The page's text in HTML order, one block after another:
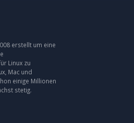
erstellt um eine
Linux zu
Mac und
einige Millionen
stetig.